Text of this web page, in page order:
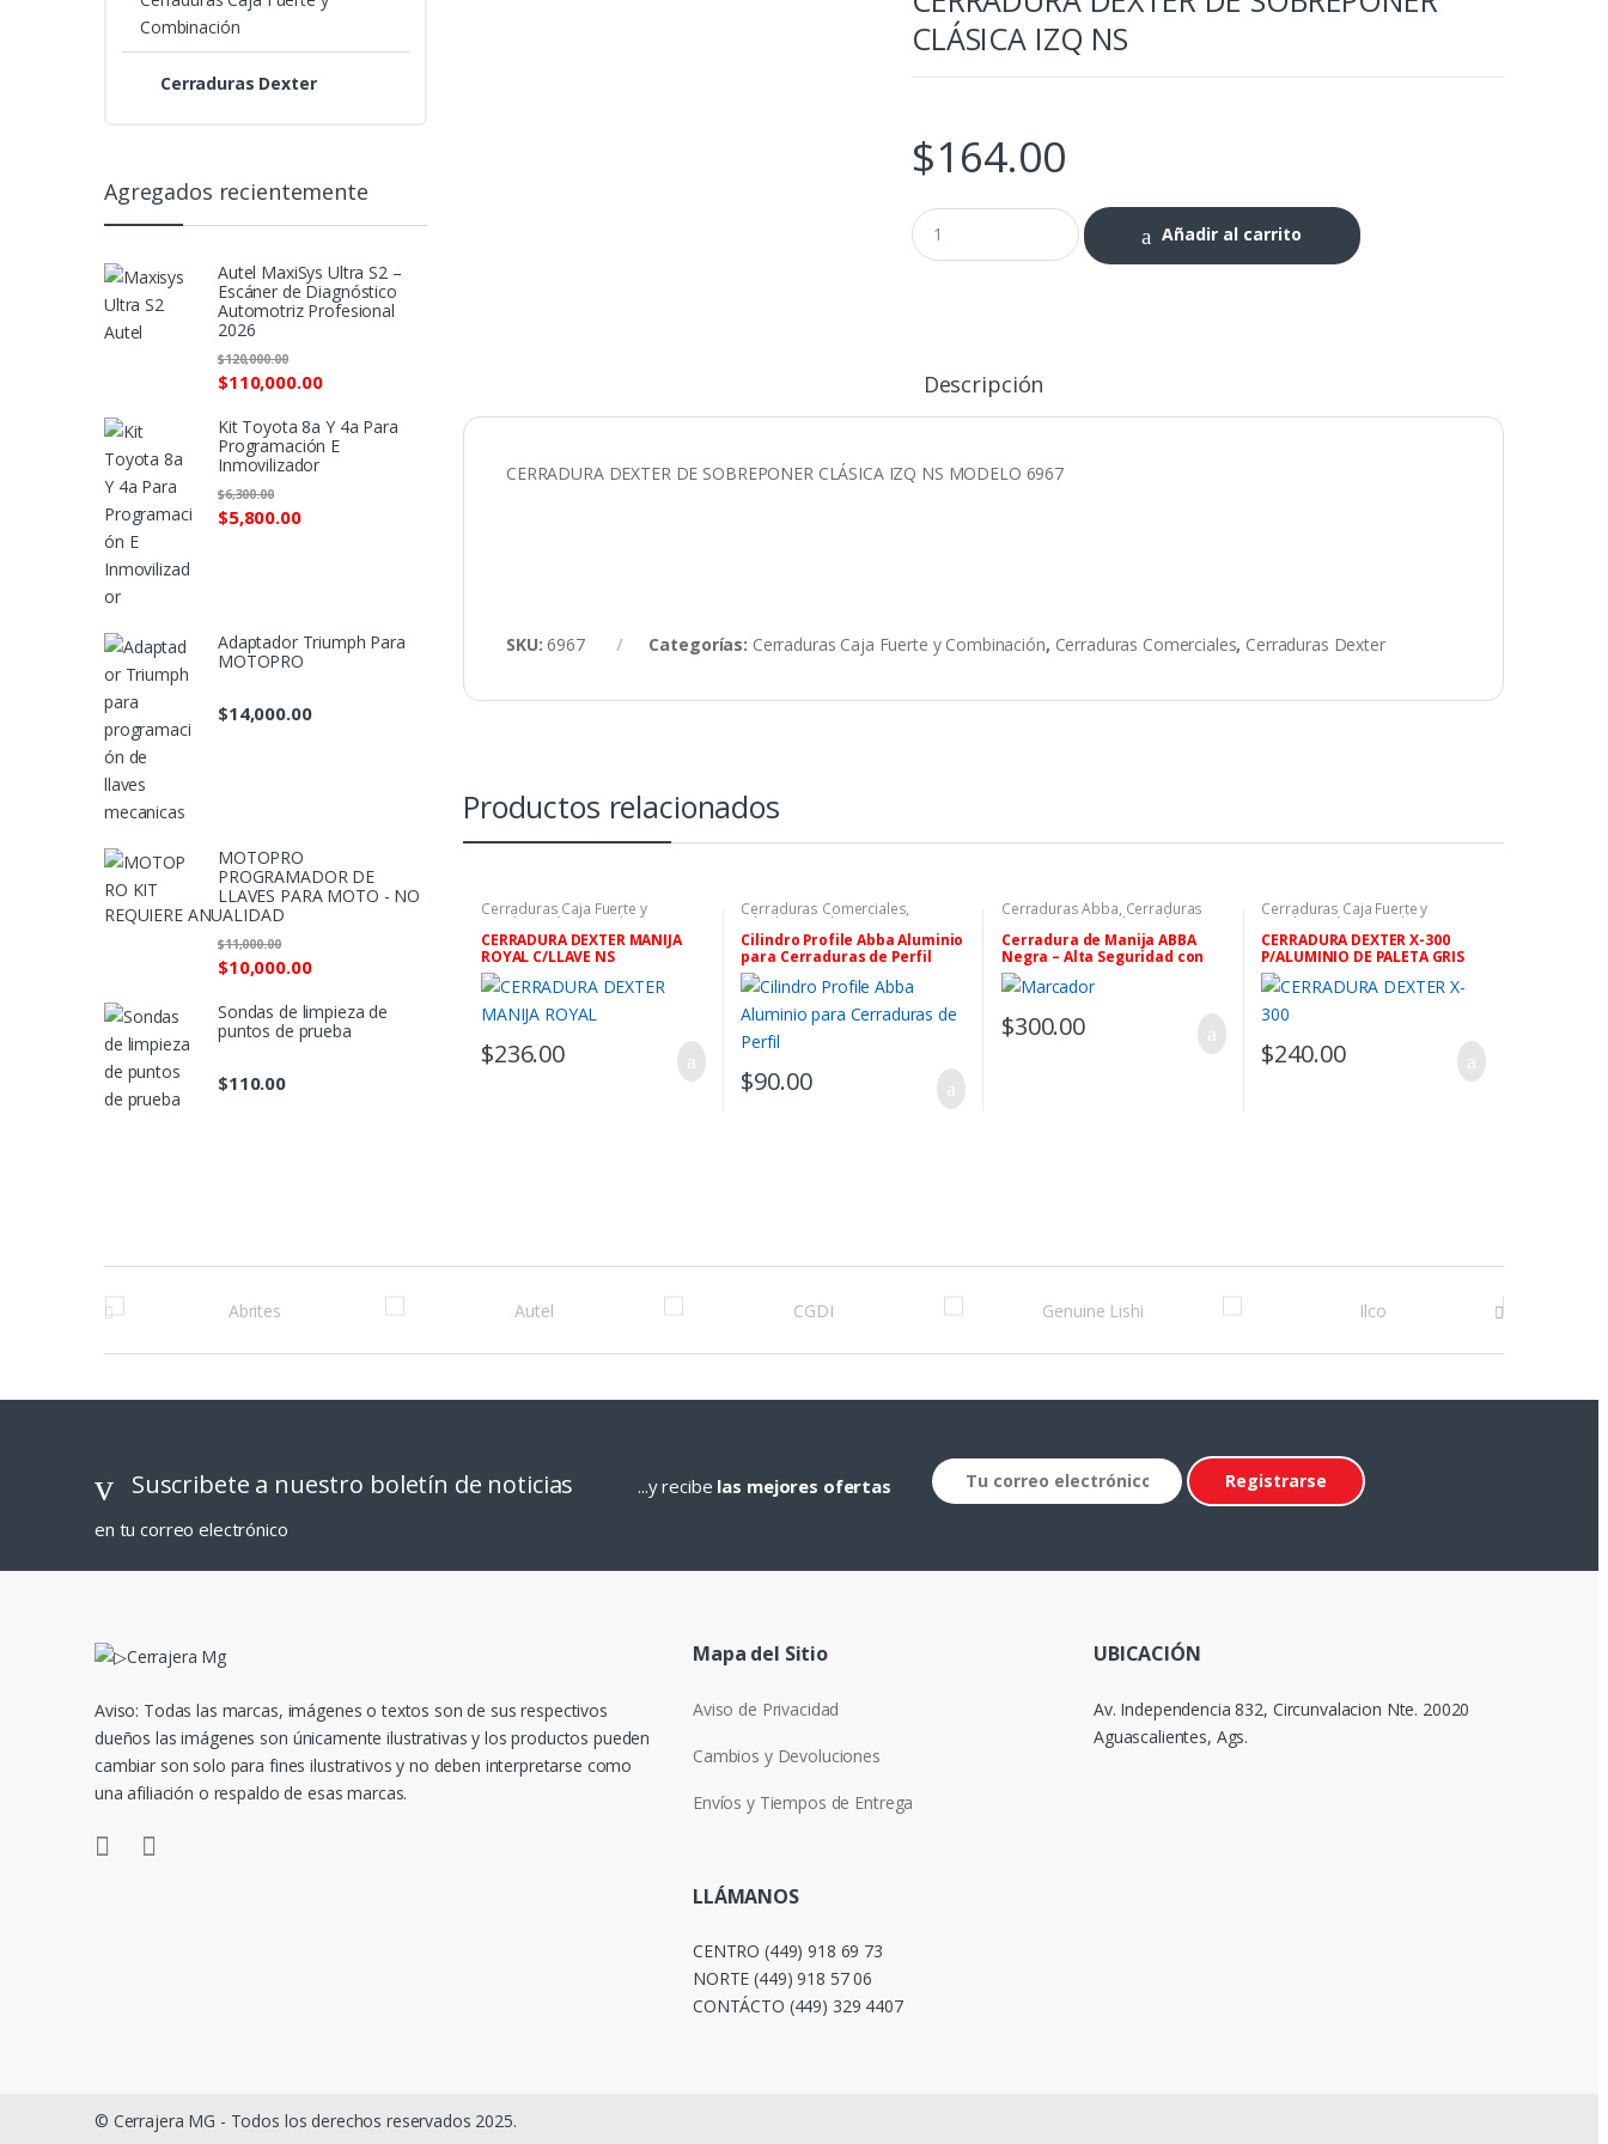
CLÁSICA IZQ NS
$164.00
CERRADURA
DEXTER
DE
Añadir al carrito
Descripción
CERRADURA DEXTER DE SOBREPONER CLÁSICA IZQ NS MODELO 6967
SKU: 6967 Categorías: Cerraduras Caja Fuerte y Combinación, Cerraduras Comerciales, Cerraduras Dexter
Productos relacionados
Cerraduras Caja Fuerte y
Combinación Cerraduras
Comerciales,Cerraduras Dexter
CERRADURA DEXTER MANIJA
ROYAL C/LLAVE NS
$236.00
Cerraduras Comerciales,
Cilindros Sueltos
Cilindro Profile Abba Aluminio
para Cerraduras de Perfil
$90.00
Cerraduras Abba, Cerraduras
Caja Fuerte y Combinación
Cerraduras Comerciales
Cerradura de Manija ABBA
Negra – Alta Seguridad con
Llave para Puertas
$300.00
Cerraduras Caja Fuerte y
Combinación Cerraduras
Comerciales,Cerraduras Dexter
CERRADURA DEXTER X-300
P/ALUMINIO DE PALETA GRIS
$240.00
Combinación
Cerraduras Dexter
Agregados recientemente
Autel MaxiSys Ultra S2 –
Escáner de Diagnóstico
Automotriz Profesional
2026
$110,000.00
$120,000.00
Kit Toyota 8a Y 4a Para
Programación E
Inmovilizador
$5,800.00
$6,300.00
Adaptador Triumph Para
MOTOPRO
$14,000.00
MOTOPRO
PROGRAMADOR DE
LLAVES PARA MOTO - NO
REQUIERE ANUALIDAD
$10,000.00
$11,000.00
Sondas de limpieza de
puntos de prueba
$110.00
D
Suscribete a nuestro boletín de noticias ...y recibe las mejores ofertas
en tu correo electrónico
Aviso: Todas las marcas, imágenes o textos son de sus respectivos
dueños las imágenes son únicamente ilustrativas y los productos pueden
cambiar son solo para fines ilustrativos y no deben interpretarse como
una afiliación o respaldo de esas marcas.
Mapa del Sitio
Aviso de Privacidad
Cambios y Devoluciones
Envíos y Tiempos de Entrega
UBICACIÓN
Av. Independencia 832, Circunvalacion Nte. 20020
Aguascalientes, Ags.
LLÁMANOS
CENTRO (449) 918 69 73
NORTE (449) 918 57 06
CONTÁCTO (449) 329 4407
© Cerrajera MG - Todos los derechos reservados 2025.